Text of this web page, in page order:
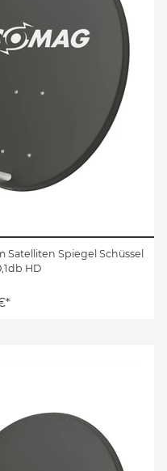
Satelliten Spiegel Schüssel
HD